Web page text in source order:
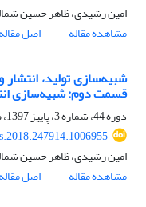
امین رشیدی، ظاهر حسین
مشاهده مقاله
اصل مقاله
شبیه‌سازی تولید،
قسمت دوم: شبیه‌سازی
دوره 44، شماره 3، پاییز 1397، صفحه
امین رشیدی، ظاهر حسین
مشاهده مقاله
اصل مقاله